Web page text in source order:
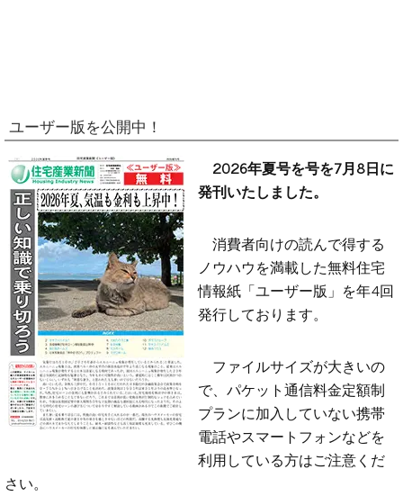
ユーザー版を公開中！
2026年夏号を号を7月8日に
発刊いたしました。
消費者向けの読んで得する
ノウハウを満載した無料住宅
情報紙「ユーザー版」を年4回
発行しております。
ファイルサイズが大きいの
で、パケット通信料金定額制
プランに加入していない携帯
電話やスマートフォンなどを
利用している方はご注意くだ
さい。